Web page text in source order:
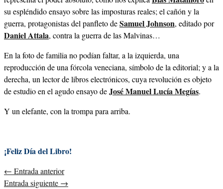
su espléndido ensayo sobre las imposturas reales; el cañón y la
guerra, protagonistas del panfleto deSamuel Johnson, editado por
Daniel Attala, contra la guerra de las Malvinas…
En la foto de familia no podían faltar, a la izquierda, una
reproducción de una fórcola veneciana, símbolo de la editorial; y a la
derecha, un lector de libros electrónicos, cuya revolución es objeto
de estudio en el agudo ensayo deJosé Manuel Lucía Megías.
Y un elefante, con la trompa para arriba.
¡Feliz Día del Libro!
← Entrada anterior
Entrada siguiente →